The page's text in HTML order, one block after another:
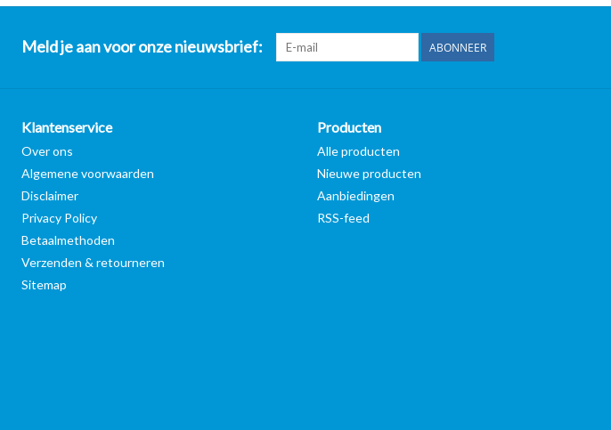
Meld je aan voor onze nieuwsbrief: ABONNEER
Klantenservice
Over ons
Algemene voorwaarden
Disclaimer
Privacy Policy
Betaalmethoden
Verzenden & retourneren
Sitemap
Producten
Alle producten
Nieuwe producten
Aanbiedingen
RSS-feed